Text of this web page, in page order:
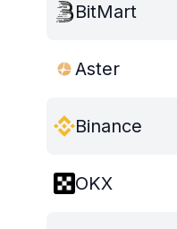
BitMart
Aster
Binance
OKX